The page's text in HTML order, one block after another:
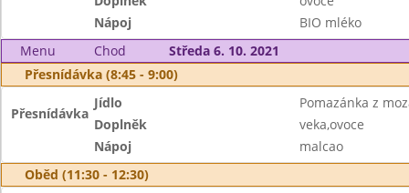
Nápoj
BIO mléko
Menu
Chod
Středa 6. 10. 2021
Přesnídávka (8:45 - 9:00)
Přesnídávka
Jídlo
Pomazánka z
Doplněk
veka,ovoce
Nápoj
malcao
Oběd (11:30 - 12:30)